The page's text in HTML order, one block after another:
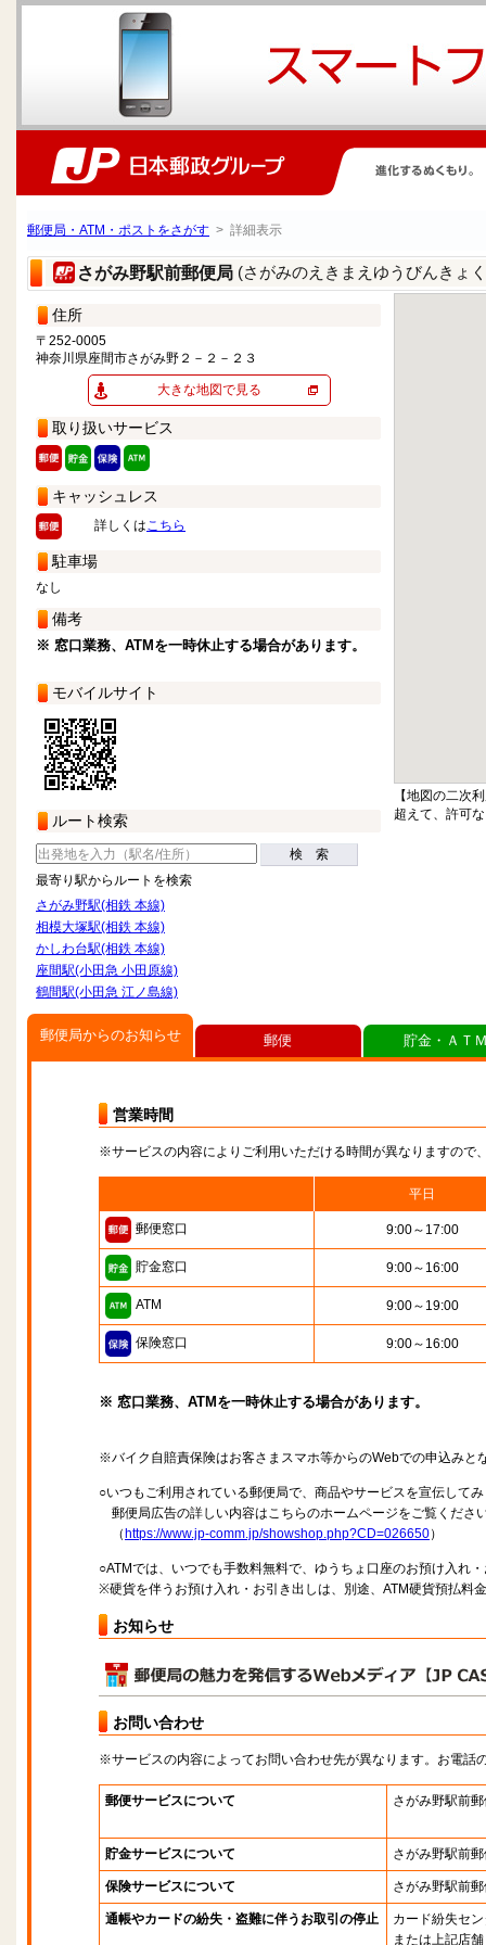
郵便局・ATM・ポストをさがす > 詳細表示
さがみ野駅前郵便局 (さがみのえきまえゆうびんきょ
住所
〒252-0005
神奈川県座間市さがみ野２－２－２３
大きな地図で見る
取り扱いサービス
キャッシュレス
詳しくはこちら
駐車場
なし
備考
※ 窓口業務、ATMを一時休止する場合があります。
モバイルサイト
ルート検索
検 索
最寄り駅からルートを検索
さがみ野駅(相鉄 本線)
相模大塚駅(相鉄 本線)
かしわ台駅(相鉄 本線)
座間駅(小田急 小田原線)
鶴間駅(小田急 江ノ島線)
【地図の二次
超えて、許可
郵便局からのお知らせ
営業時間
※サービスの内容によりご利用いただける時間が異なりますので
平日
郵便窓口 9:00～17:00
貯金窓口 9:00～16:00
ATM 9:00～19:00
保険窓口 9:00～16:00
※ 窓口業務、ATMを一時休止する場合があります。
※バイク自賠責保険はお客さまスマホ等からのWebでの申込みと
○いつもご利用されている郵便局で、商品やサービスを宣伝して
郵便局広告の詳しい内容はこちらのホームページをご覧くださ
（ https://www.jp-comm.jp/showshop.php?CD=026650）
○ATMでは、いつでも手数料無料で、ゆうちょ口座のお預け入れ
※硬貨を伴うお預け入れ・お引き出しは、別途、ATM硬貨預払料
お知らせ
お問い合わせ
※サービスの内容によってお問い合わせ先が異なります。お電話
郵便サービスについて さがみ野駅前
貯金サービスについて さがみ野駅前
保険サービスについて さがみ野駅前
通帳やカードの紛失・盗難に伴うお取引の停止
カード紛失セ
または上記店舗
郵便 貯金・ＡＴ